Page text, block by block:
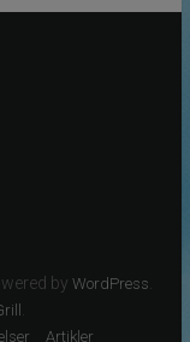
by WordPress.
.
Artikler